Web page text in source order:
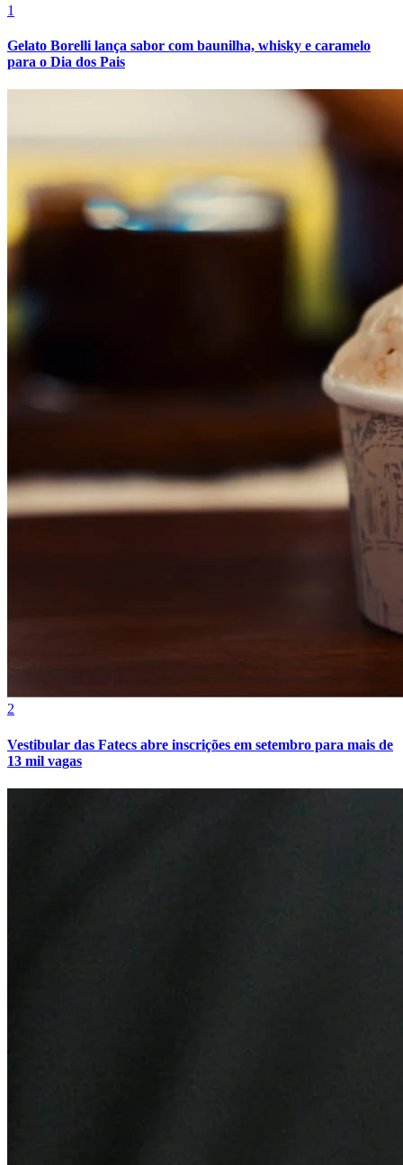
Fluminense
1
Gelato Borelli lança sabor com baunilha, whisky e caramelo
para o Dia dos Pais
2
Vestibular das Fatecs abre inscrições em setembro para mais de
13 mil vagas